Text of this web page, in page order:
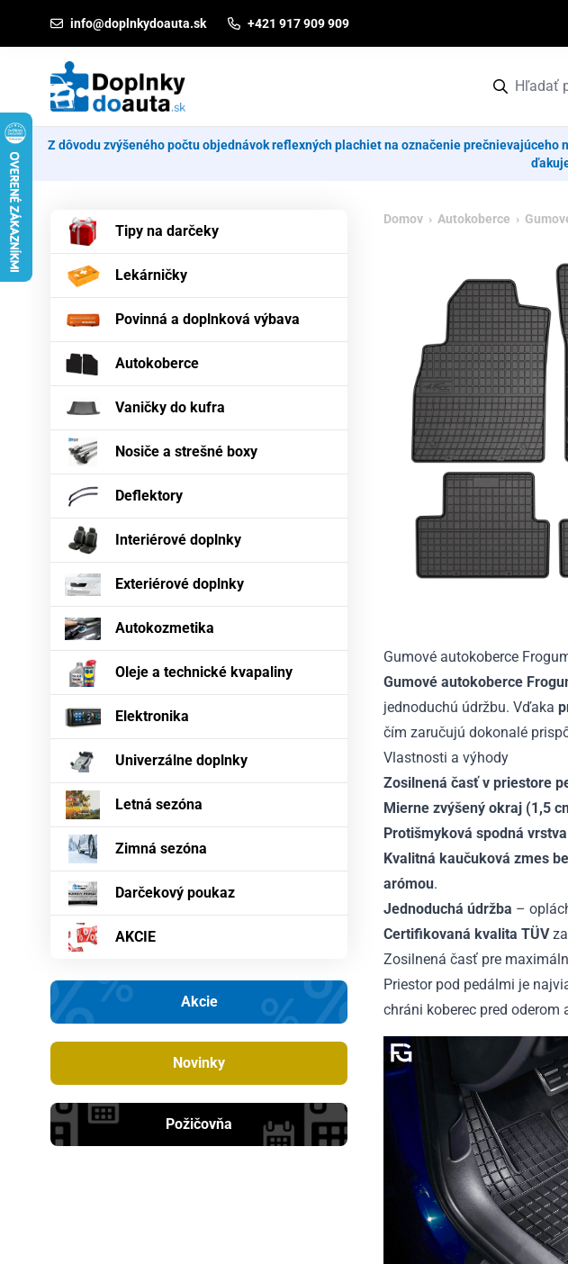
info@doplnkydoauta.sk +421 917 909 909
Z dôvodu zvýšeného počtu objednávok reflexných plachiet na označenie
Tipy na darčeky
Lekárničky
Povinná a doplnková výbava
Autokoberce
Vaničky do kufra
Nosiče a strešné boxy
Deflektory
Interiérové doplnky
Exteriérové doplnky
Autokozmetika
Oleje a technické kvapaliny
Elektronika
Univerzálne doplnky
Letná sezóna
Zimná sezóna
Darčekový poukaz
AKCIE
Akcie
Novinky
Požičovňa
Domov › Autokoberce ›
Gumové autokoberce
Gumové autokoberce
jednoduchú údržbu. Vďaka
čím zaručujú dokonalé
Vlastnosti a výhody
Zosilnená časť v priestore
Mierne zvýšený okraj (1,5
Protišmyková spodná vrstva
Kvalitná kaučuková zmes
arómou.
Jednoduchá údržba –
Certifikovaná kvalita TÜV
Zosilnená časť pre
Priestor pod pedálmi je
chráni koberec pred oderom